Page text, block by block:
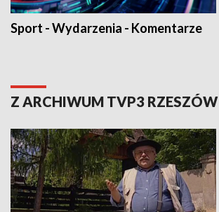
Sport - Wydarzenia - Komentarze
Z ARCHIWUM TVP3 RZESZÓW